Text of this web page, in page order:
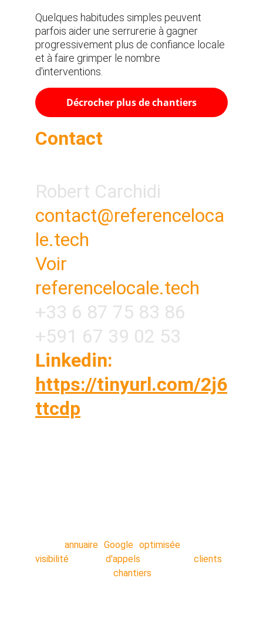
Quelques habitudes simples peuvent
parfois aider une serrurerie à gagner
progressivement plus de confiance locale
et à faire grimper le nombre
d'interventions.
Décrocher plus de chantiers
Contact
Robert Carchidi
contact@referenceloca
le.tech
Voir
referencelocale.tech
+33 6 87 75 83 86
+591 67 39 02 53
Linkedin:
https://tinyurl.com/2j6
ttcdp
annuaire Google optimisée: Plus de
visibilité
d'appels !! Plus declients
chantiers